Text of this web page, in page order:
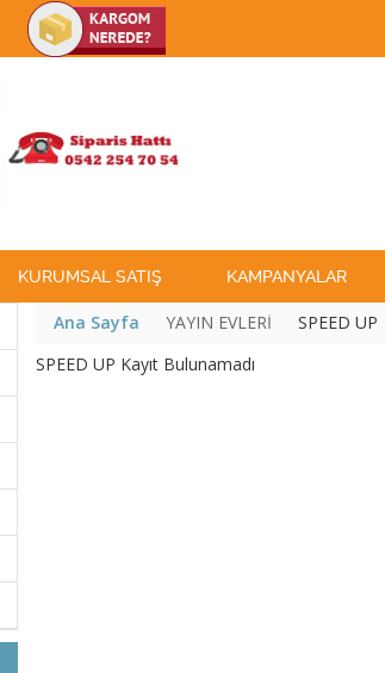
KURUMSAL SATIŞ KAMPANYALAR
Ana Sayfa YAYIN EVLERİ
SPEED UP
SPEED UP Kayıt Bulunamadı